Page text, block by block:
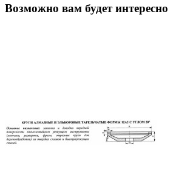
Возможно вам будет интересно